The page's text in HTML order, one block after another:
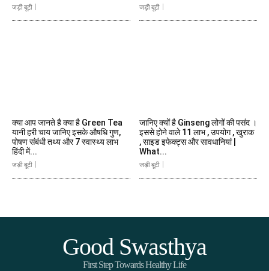
जड़ी बूटी जड़ी बूटी
क्या आप जानते है क्या है Green Tea
यानी हरी चाय जानिए इसके औषधि गुण,
पोषण संबंधी तथ्य और 7 स्वास्थ्य लाभ
हिंदी में...
जड़ी बूटी
जानिए क्यों है Ginseng लोगों की पसंद ।
इससे होने वाले 11 लाभ , उपयोग , खुराक
, साइड इफेक्ट्स और सावधानियां |
What...
जड़ी बूटी
Good Swasthya
First Step Towards Healthy Life